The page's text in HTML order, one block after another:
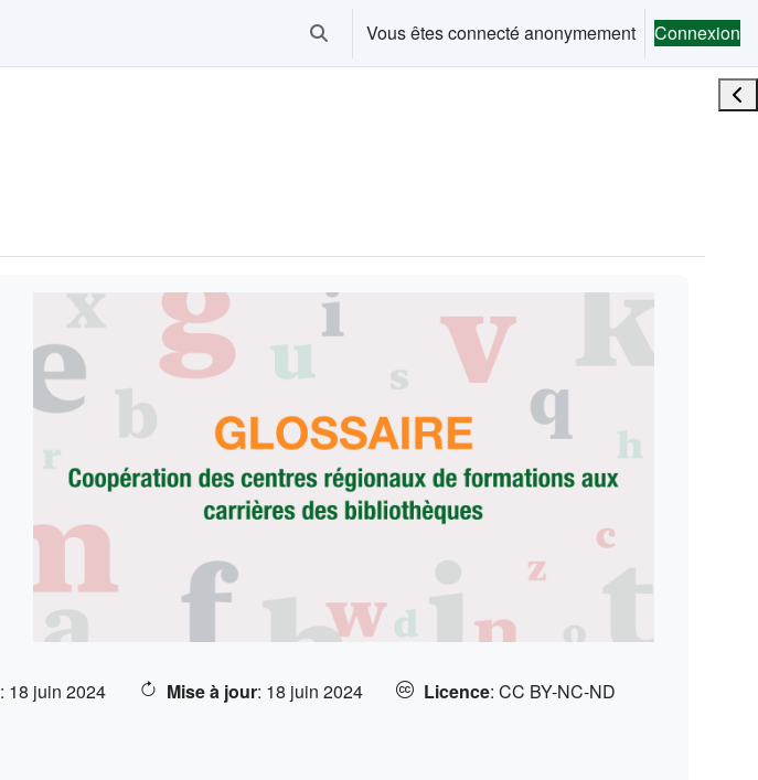
Activer/désactiver la saisie de recherche
Vous êtes connecté anonymement Connexion
: 18 juin 2024 Mise à jour: 18 juin 2024 Licence: CC BY-NC-ND